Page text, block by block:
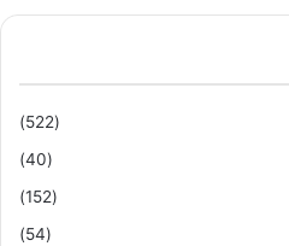
(522)
(40)
(152)
(54)